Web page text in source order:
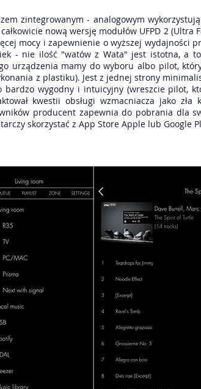
zintegrowanym - analogowym
nową wersję modułów UFPD 2
mocy i zapewnienie o wyższej
- nie ilość "watów z Wata" jest istotna, a
urządzenia mamy do wyboru albo pilot,
z plastiku). Jest z jednej strony
bardzo wygodny i intuicyjny (wreszcie pilot,
kwestii obsługi wzmacniacza jako zła
producent zapewnia do pobrania dla
skorzystać z App Store Apple lub Google